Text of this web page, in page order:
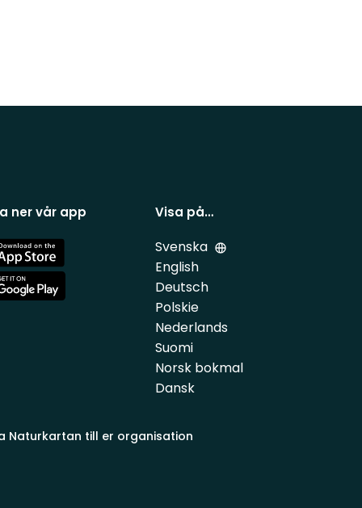
ner vår app Visa på…
Svenska
English
Deutsch
Polskie
Nederlands
Suomi
Norsk bokmal
Dansk
Naturkartan till er organisation